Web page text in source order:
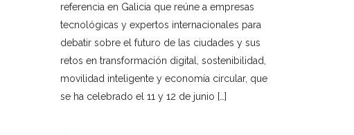
referencia en Galicia que reúne a empresas
tecnológicas y expertos internacionales para
debatir sobre el futuro de las ciudades y sus
retos en transformación digital, sostenibilidad,
movilidad inteligente y economía circular, que
se ha celebrado el 11 y 12 de junio […]